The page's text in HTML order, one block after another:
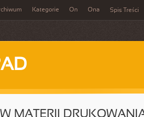
Kategorie On Ona Spis Treści
MATERII